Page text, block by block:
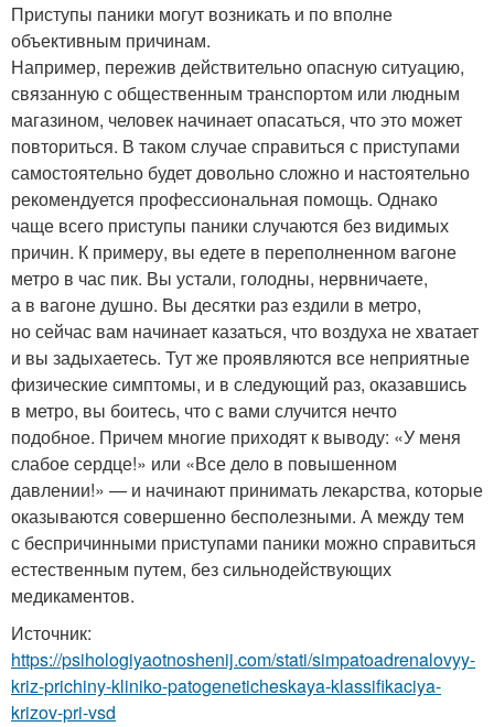
Приступы паники могут возникать и по вполне
объективным причинам.
Например, пережив действительно опасную ситуацию,
связанную с общественным транспортом или людным
магазином, человек начинает опасаться, что это может
повториться. В таком случае справиться с приступами
самостоятельно будет довольно сложно и настоятельно
рекомендуется профессиональная помощь. Однако
чаще всего приступы паники случаются без видимых
причин. К примеру, вы едете в переполненном вагоне
метро в час пик. Вы устали, голодны, нервничаете,
а в вагоне душно. Вы десятки раз ездили в метро,
но сейчас вам начинает казаться, что воздуха не хватает
и вы задыхаетесь. Тут же проявляются все неприятные
физические симптомы, и в следующий раз, оказавшись
в метро, вы боитесь, что с вами случится нечто
подобное. Причем многие приходят к выводу: «У меня
слабое сердце!» или «Все дело в повышенном
давлении!» — и начинают принимать лекарства, которые
оказываются совершенно бесполезными. А между тем
с беспричинными приступами паники можно справиться
естественным путем, без сильнодействующих
медикаментов.
Источник:
https://psihologiyaotnoshenij.com/stati/simpatoadrenalovyy-
kriz-prichiny-kliniko-patogeneticheskaya-klassifikaciya-
krizov-pri-vsd